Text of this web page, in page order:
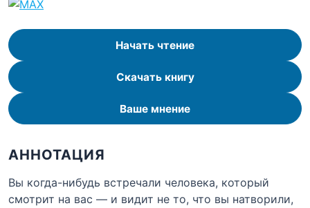
Начать чтение
Скачать книгу
Ваше мнение
АННОТАЦИЯ
Вы когда-нибудь встречали человека, который
смотрит на вас — и видит не то, что вы натворили,